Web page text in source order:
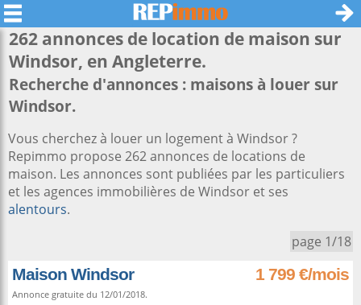
262 annonces de location de maison sur
Windsor, en Angleterre.
Recherche d'annonces : maisons à louer sur
Windsor.
Vous cherchez à louer un logement à Windsor ?
Repimmo propose 262 annonces de locations de
maison. Les annonces sont publiées par les particuliers
et les agences immobilières de Windsor et ses
alentours.
page 1/18
Maison Windsor 1 799 €/mois
Annonce gratuite du 12/01/2018.